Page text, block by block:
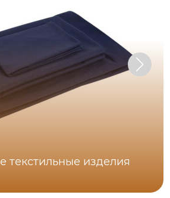
текстильные изделия